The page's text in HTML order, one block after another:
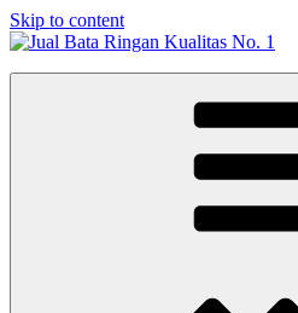
Skip to content
Jual Bata Ringan Kualitas No. 1